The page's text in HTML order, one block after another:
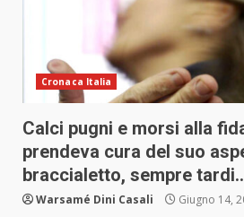
Cronaca Italia
Calci pugni e morsi alla
prendeva cura del suo
braccialetto, sempre
Warsamé Dini Casali Giugno 14,